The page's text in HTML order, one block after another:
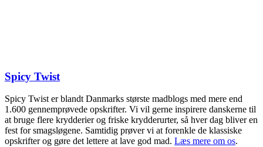
Spicy Twist
Spicy Twist er blandt Danmarks største madblogs med mere end
1.600 gennemprøvede opskrifter. Vi vil gerne inspirere danskerne til
at bruge flere krydderier og friske krydderurter, så hver dag bliver en
fest for smagsløgene. Samtidig prøver vi at forenkle de klassiske
opskrifter og gøre det lettere at lave god mad. Læs mere om os.